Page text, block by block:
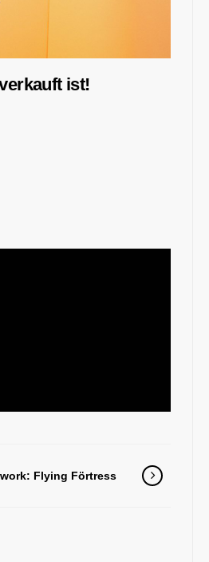
ist!
Flying Förtress